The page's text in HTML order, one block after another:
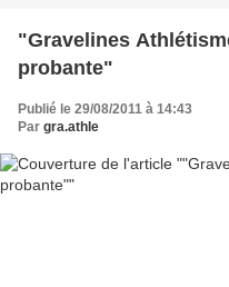
"Gravelines
probante"
Publié le 29/08/2011 à 14:43
Par gra.athle